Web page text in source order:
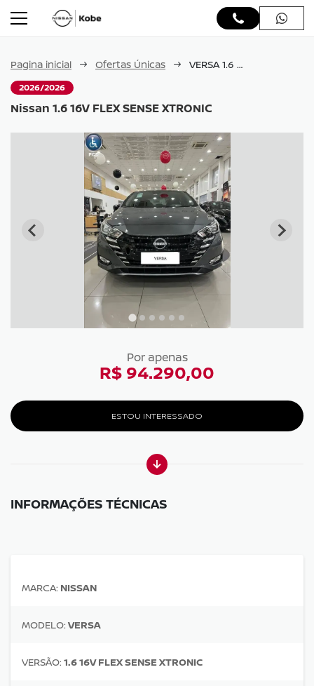
Pagina inicial Ofertas Únicas VERSA 1.6 16V FLEX SENSE XTRONIC
2026/2026
Nissan 1.6 16V FLEX SENSE XTRONIC
Por apenas
R$ 94.290,00
ESTOU INTERESSADO
INFORMAÇÕES TÉCNICAS
MARCA: NISSAN
MODELO: VERSA
VERSÃO: 1.6 16V FLEX SENSE XTRONIC